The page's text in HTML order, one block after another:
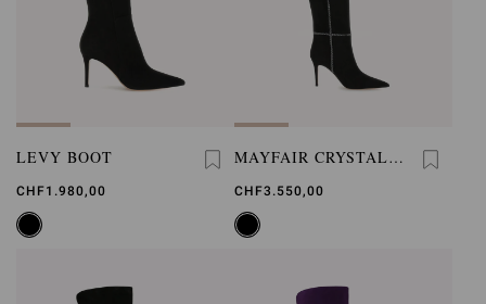
LEVY BOOT
CHF1.980,00
MAYFAIR CRYSTAL
BOOT
CHF3.550,00